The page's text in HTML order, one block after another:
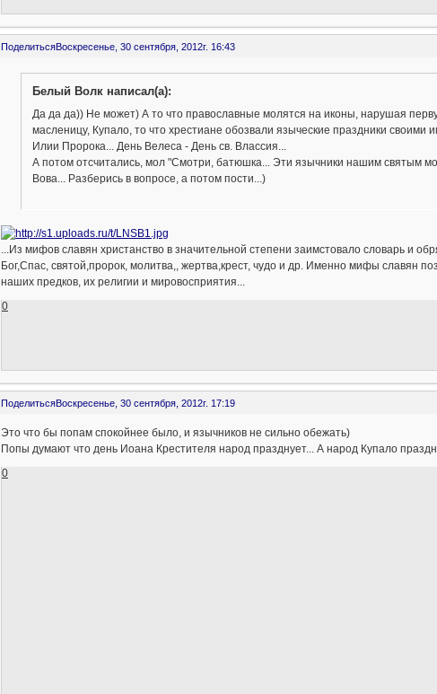
ПоделитьсяВоскресенье, 30 сентября, 2012г. 16:43
Белый Волк написал(а):
Да да да)) Не может) А то что православные молятся на иконы, нарушая
масленицу, Купало, то что хрестиане обозвали языческие праздники
Илии Пророка... День Велеса - День св. Влассия...
А потом отсчитались, мол "Смотри, батюшка... Эти язычники нашим святым
Вова... Разберись в вопросе, а потом пости...)
...Из мифов славян христанство в значительной степени заимстовало словарь и
Бог,Спас, святой,пророк, молитва,, жертва,крест, чудо и др. Именно мифы славян
наших предков, их религии и мировосприятия...
0
ПоделитьсяВоскресенье, 30 сентября, 2012г. 17:19
Это что бы попам спокойнее было, и язычников не сильно обежать)
Попы думают что день Иоана Крестителя народ празднует... А народ Купало
0